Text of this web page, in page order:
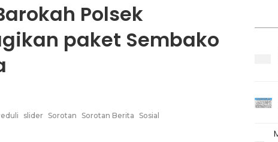
Polsek
paket Sembako
slider Sorotan Sorotan Berita Sosial